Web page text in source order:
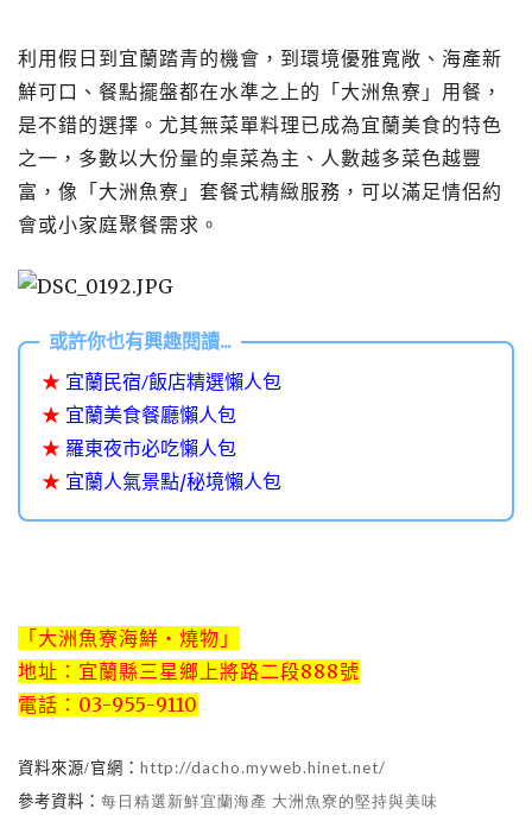
利用假日到宜蘭踏青的機會，到環境優雅寬敞、海產新
鮮可口、餐點擺盤都在水準之上的「大洲魚寮」用餐，
是不錯的選擇​​​​​​​。尤其無菜單料理已成為宜蘭美食的特色
之一，多數以大份量的桌菜為主、人數越多菜色越豐
富，像「大洲魚寮」套餐式精緻服務，可以滿足情侶約
會或小家庭聚餐需求。
★ 宜蘭民宿/飯店精選懶人包
★ 宜蘭美食餐廳懶人包
★ 羅東夜市必吃懶人包
★ 宜蘭人氣景點/秘境懶人包
「大洲魚寮海鮮‧燒物」
地址：宜蘭縣三星鄉上將路二段888號
電話：03-955-9110
資料來源/官網： http://dacho.myweb.hinet.net/
參考資料： 每日精選新鮮宜蘭海產 大洲魚寮的堅持與美味